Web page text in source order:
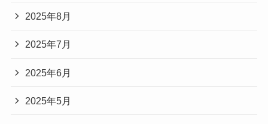
2025年8月
2025年7月
2025年6月
2025年5月